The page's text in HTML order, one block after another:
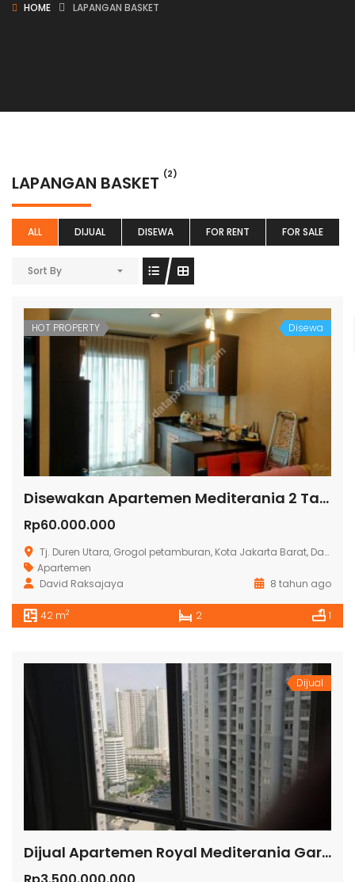
HOME LAPANGAN BASKET
LAPANGAN BASKET (2)
ALL DIJUAL DISEWA FOR RENT FOR SALE
Sort By
HOT PROPERTY Disewa
Disewakan Apartemen Mediterania 2 Tanjung Duren
Rp60.000.000
Tj. Duren Utara, Grogol petamburan, Kota Jakarta Barat, Daerah Khusus Ibukota Jakarta, Indonesia
Apartemen
David Raksajaya
8 tahun ago
42 m2 2 1
Dijual
Dijual Apartemen Royal Mediterania Garden Tanjung Duren Rp3.500